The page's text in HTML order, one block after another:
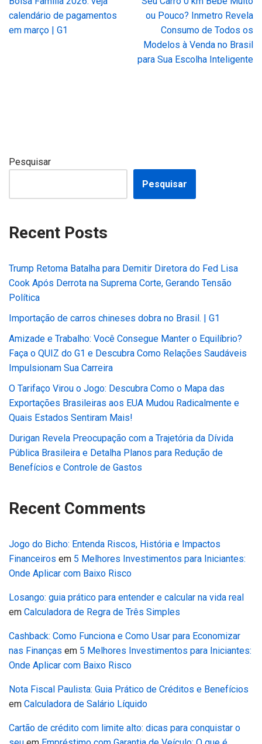
calendário de pagamentos
em março | G1
ou Pouco? Inmetro Revela
Consumo de Todos os
Modelos à Venda no Brasil
para Sua Escolha Inteligente
Pesquisar
Pesquisar
Recent Posts
Trump Retoma Batalha para Demitir Diretora do Fed Lisa
Cook Após Derrota na Suprema Corte, Gerando Tensão
Política
Importação de carros chineses dobra no Brasil. | G1
Amizade e Trabalho: Você Consegue Manter o Equilíbrio?
Faça o QUIZ do G1 e Descubra Como Relações Saudáveis
Impulsionam Sua Carreira
O Tarifaço Virou o Jogo: Descubra Como o Mapa das
Exportações Brasileiras aos EUA Mudou Radicalmente e
Quais Estados Sentiram Mais!
Durigan Revela Preocupação com a Trajetória da Dívida
Pública Brasileira e Detalha Planos para Redução de
Benefícios e Controle de Gastos
Recent Comments
Jogo do Bicho: Entenda Riscos, História e Impactos
Financeiros em 5 Melhores Investimentos para Iniciantes:
Onde Aplicar com Baixo Risco
Losango: guia prático para entender e calcular na vida real
em Calculadora de Regra de Três Simples
Cashback: Como Funciona e Como Usar para Economizar
nas Finanças em 5 Melhores Investimentos para Iniciantes:
Onde Aplicar com Baixo Risco
Nota Fiscal Paulista: Guia Prático de Créditos e Benefícios
em Calculadora de Salário Líquido
Cartão de crédito com limite alto: dicas para conquistar o